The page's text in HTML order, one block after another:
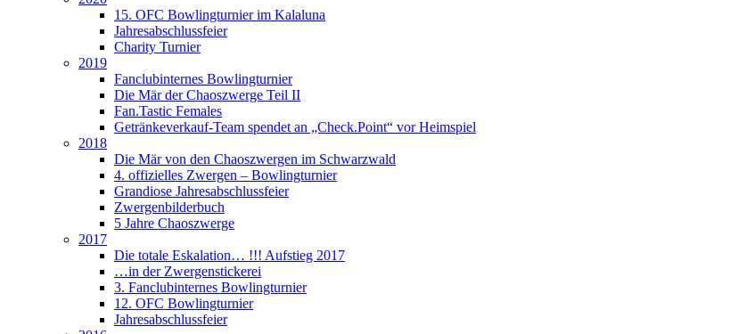
15. OFC Bowlingturnier im Kalaluna
Jahresabschlussfeier
Charity Turnier
2019
Fanclubinternes Bowlingturnier
Die Mär der Chaoszwerge Teil II
Fan.Tastic Females
Getränkeverkauf-Team spendet an „Check.Point“ vor Heimspiel
2018
Die Mär von den Chaoszwergen im Schwarzwald
4. offizielles Zwergen – Bowlingturnier
Grandiose Jahresabschlussfeier
Zwergenbilderbuch
5 Jahre Chaoszwerge
2017
Die totale Eskalation… !!! Aufstieg 2017
…in der Zwergenstickerei
3. Fanclubinternes Bowlingturnier
12. OFC Bowlingturnier
Jahresabschlussfeier